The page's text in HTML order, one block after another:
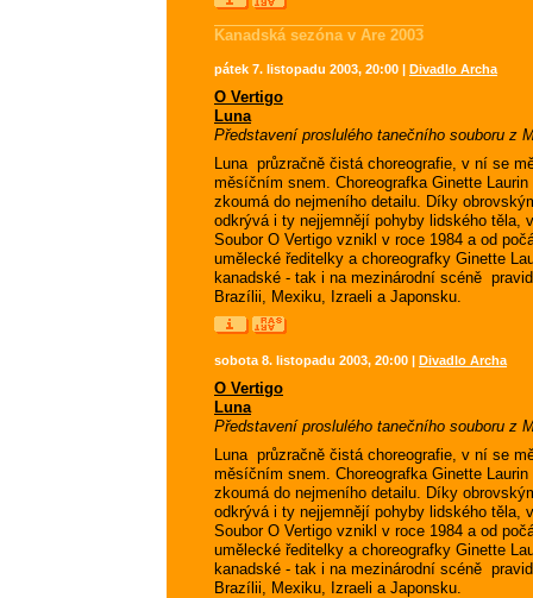
Kanadská sezóna v Are 2003
pátek 7. listopadu 2003, 20:00 | Divadlo Archa
O Vertigo
Luna
Představení proslulého tanečního souboru z
Luna  průzračně čistá choreografie, v ní se
měsíčním snem. Choreografka Ginette
zkoumá do nejmeního detailu. Díky
odkrývá i ty nejjemnějí pohyby lidského
Soubor O Vertigo vznikl v roce 1984 a od
umělecké ředitelky a choreografky Ginette
kanadské - tak i na mezinárodní scéně 
Brazílii, Mexiku, Izraeli a Japonsku.
sobota 8. listopadu 2003, 20:00 | Divadlo Archa
O Vertigo
Luna
Představení proslulého tanečního souboru z
Luna  průzračně čistá choreografie, v ní se
měsíčním snem. Choreografka Ginette
zkoumá do nejmeního detailu. Díky
odkrývá i ty nejjemnějí pohyby lidského
Soubor O Vertigo vznikl v roce 1984 a od
umělecké ředitelky a choreografky Ginette
kanadské - tak i na mezinárodní scéně 
Brazílii, Mexiku, Izraeli a Japonsku.